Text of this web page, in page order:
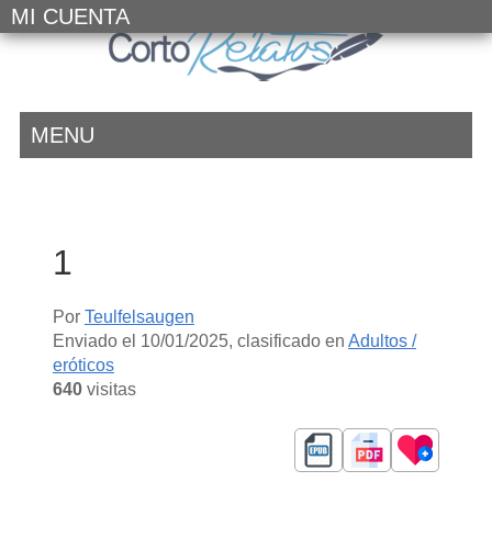
MI CUENTA
MENU
1
Por Teulfelsaugen
Enviado el 10/01/2025, clasificado en Adultos /
eróticos
640visitas